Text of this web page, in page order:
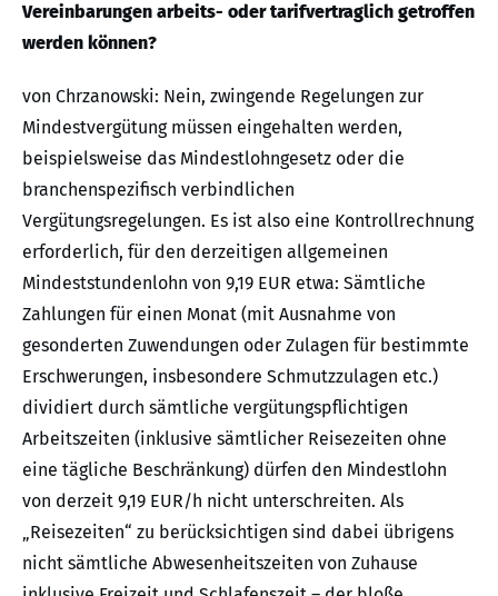
Vereinbarungen arbeits- oder tarifvertraglich getroffen
werden können?
von Chrzanowski: Nein, zwingende Regelungen zur
Mindestvergütung müssen eingehalten werden,
beispielsweise das Mindestlohngesetz oder die
branchenspezifisch verbindlichen
Vergütungsregelungen. Es ist also eine Kontrollrechnung
erforderlich, für den derzeitigen allgemeinen
Mindeststundenlohn von 9,19 EUR etwa: Sämtliche
Zahlungen für einen Monat (mit Ausnahme von
gesonderten Zuwendungen oder Zulagen für bestimmte
Erschwerungen, insbesondere Schmutzzulagen etc.)
dividiert durch sämtliche vergütungspflichtigen
Arbeitszeiten (inklusive sämtlicher Reisezeiten ohne
eine tägliche Beschränkung) dürfen den Mindestlohn
von derzeit 9,19 EUR/h nicht unterschreiten. Als
„Reisezeiten“ zu berücksichtigen sind dabei übrigens
nicht sämtliche Abwesenheitszeiten von Zuhause